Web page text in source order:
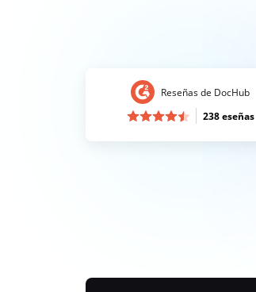
Reseñas de DocHub
238 eseñas